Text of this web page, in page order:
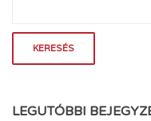
LEGUTÓBBI